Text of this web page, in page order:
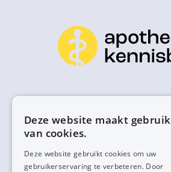
Deze website maakt gebruik
van cookies.
Deze website gebruikt cookies om uw
gebruikerservaring te verbeteren. Door